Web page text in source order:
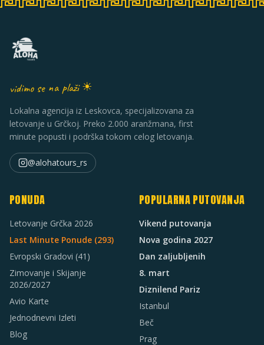
vidimo se na plaži ☀
Lokalna agencija iz Leskovca, specijalizovana za
letovanje u Grčkoj. Preko 2.000 aranžmana, first
minute popusti i podrška tokom celog letovanja.
@alohatours_rs
PONUDA
Letovanje Grčka 2026
Last Minute Ponude (293)
Evropski Gradovi (41)
Zimovanje i Skijanje
2026/2027
Avio Karte
Jednodnevni Izleti
Blog
POPULARNA PUTOVANJA
Vikend putovanja
Nova godina 2027
Dan zaljubljenih
8. mart
Diznilend Pariz
Istanbul
Beč
Prag